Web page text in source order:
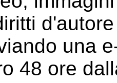
una
48 ore